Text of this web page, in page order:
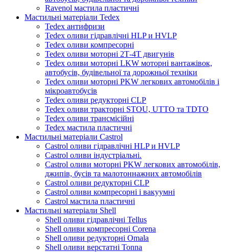
Ravenol мастила пластичні
Мастильні матеріали Tedex
Tedex антифризи
Tedex оливи гідравлічні HLP и HVLP
Tedex оливи компресорні
Tedex оливи моторні 2Т-4Т двигунів
Tedex оливи моторні LKW моторні вантажівок,
автобусів, будівельної та дорожньої техніки
Tedex оливи моторні PKW легкових автомобілів і
мікроавтобусів
Tedex оливи редукторні CLP
Tedex оливи тракторні STOU, UTTO та TDTO
Tedex оливи трансмісійні
Tedex мастила пластичні
Мастильні матеріали Castrol
Castrol оливи гідравлічні HLP и HVLP
Castrol оливи індустріальні.
Castrol оливи моторні PKW легкових автомобілів,
джипів, бусів та малотоннажних автомобілів
Castrol оливи редукторні CLP
Castrol оливи компресорні і вакуумні
Castrol мастила пластичні
Мастильні матеріали Shell
Shell оливи гідравлічні Tellus
Shell оливи компресорні Corena
Shell оливи редукторні Omala
Shell оливи верстатні Tonna